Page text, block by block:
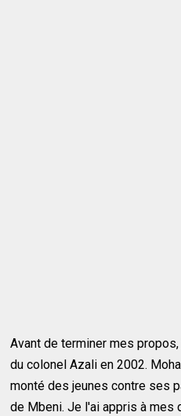
Avant de terminer mes
du colonel Azali en 2002.
monté des jeunes contre ses
de Mbeni. Je l'ai appris à mes